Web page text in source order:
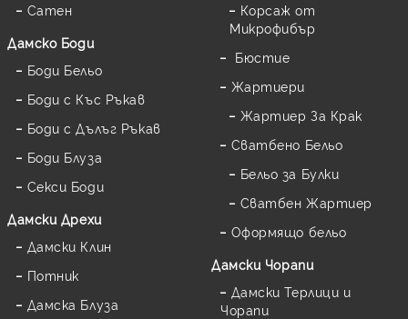
Сатен
Дамскo Боди
Боди Бельо
Боди с Къс Ръкав
Боди с Дълъг Ръкав
Боди Блуза
Секси Боди
Дамски Дрехи
Дамски Клин
Потник
Дамска Блуза
Корсаж от
Микрофибър
Бюстие
Жартиери
Жартиер За Крак
Сватбено Бельо
Бельо за Булки
Сватбен Жартиер
Оформящо бельо
Дамски Чорапи
Дамски Терлици и
Чорапи